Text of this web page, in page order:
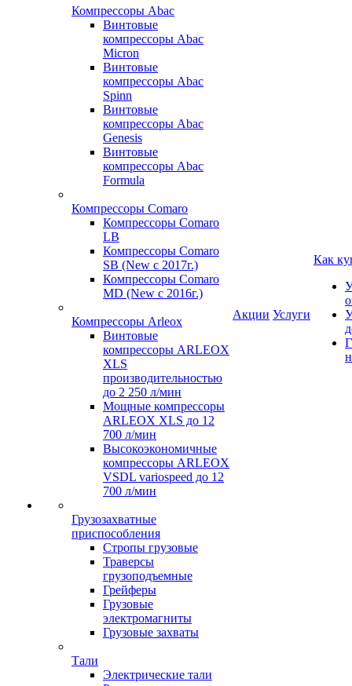
Компрессоры Abac
Винтовые
компрессоры Abac
Micron
Винтовые
компрессоры Abac
Spinn
Винтовые
компрессоры Abac
Genesis
Винтовые
компрессоры Abac
Formula
Компрессоры Comaro
Компрессоры Comaro
LB
Компрессоры Comaro
SB (New с 2017г.)
Компрессоры Comaro
MD (New с 2016г.)
Компрессоры Arleox
Винтовые
компрессоры ARLEOX
XLS
производительностью
до 2 250 л/мин
Мощные компрессоры
ARLEOX XLS до 12
700 л/мин
Высокоэкономичные
компрессоры ARLEOX
VSDL variospeed до 12
700 л/мин
Грузозахватные
приспособления
Стропы грузовые
Траверсы
грузоподъемные
Грейферы
Грузовые
электромагниты
Грузовые захваты
Тали
Электрические тали
Акции Услуги
Как